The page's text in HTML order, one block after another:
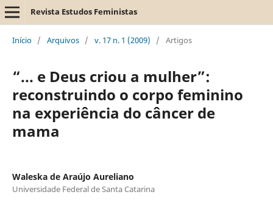
Revista Estudos Feministas
Início / Arquivos / v. 17 n. 1 (2009) / Artigos
“... e Deus criou a mulher”:
reconstruindo o corpo feminino
na experiência do câncer de
mama
Waleska de Araújo Aureliano
Universidade Federal de Santa Catarina